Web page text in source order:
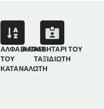
ΑΛΦΑΒΗΤΑΡΙ
ΤΟΥ
ΚΑΤΑΝΑΛΩΤΗ
ΑΛΦΑΒΗΤΑΡΙ ΤΟΥ
ΤΑΞΙΔΙΩΤΗ